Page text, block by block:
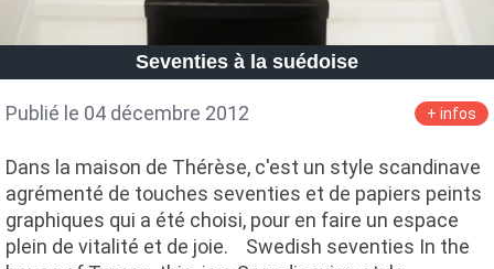
Seventies à la suédoise
Publié le 04 décembre 2012 + infos
Dans la maison de Thérèse, c'est un style scandinave
agrémenté de touches seventies et de papiers peints
graphiques qui a été choisi, pour en faire un espace
plein de vitalité et de joie. Swedish seventies In the